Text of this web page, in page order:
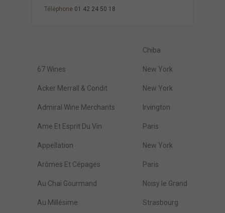
Téléphone 01 42 24 50 18
Chiba
67 Wines New York
Acker Merrall & Condit New York
Admiral Wine Merchants Irvington
Ame Et Esprit Du Vin Paris
Appellation New York
Arômes Et Cépages Paris
Au Chai Gourmand Noisy le Grand
Au Millésime Strasbourg